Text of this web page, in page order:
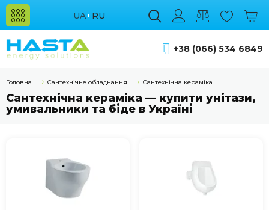
UA RU
+38 (066) 534 6849
Головна Сантехнічне обладнання Сантехнічна кераміка
Сантехнічна кераміка — купити унітази,
умивальники та біде в Україні